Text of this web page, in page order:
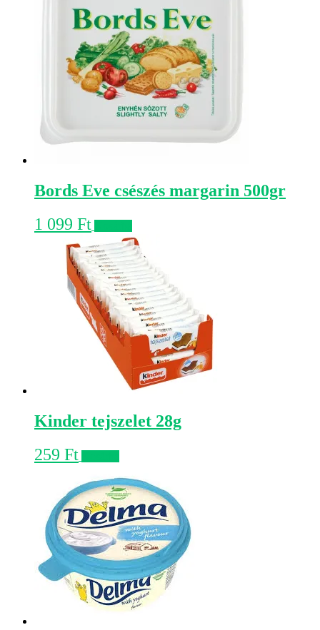
Bords Eve csészés margarin 500gr
1 099 Ft
Kinder tejszelet 28g
259 Ft